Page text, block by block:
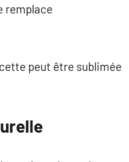
remplace
peut être sublimée